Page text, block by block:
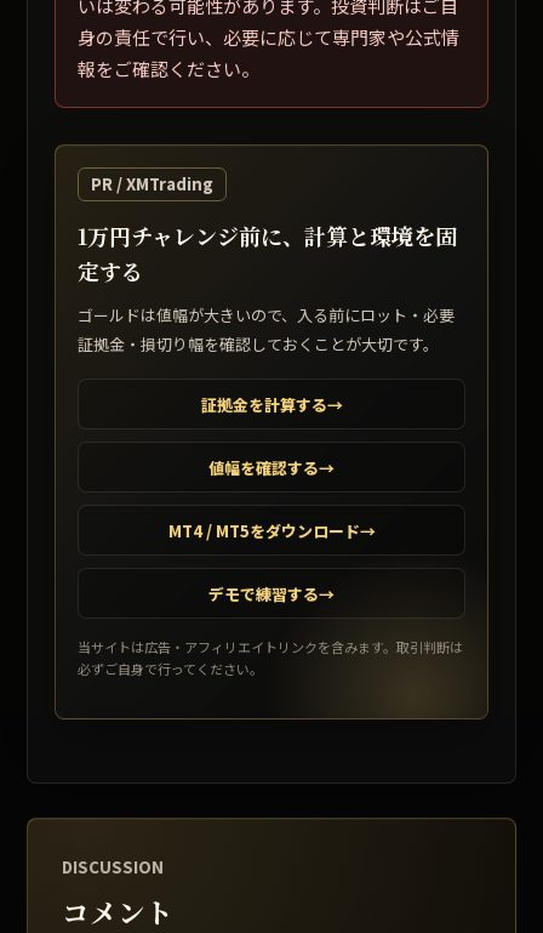
いは変わる可能性があります。投資判断はご自
身の責任で行い、必要に応じて専門家や公式情
報をご確認ください。
PR / XMTrading
1万円チャレンジ前に、計算と環境を固
定する
ゴールドは値幅が大きいので、入る前にロット・必要
証拠金・損切り幅を確認しておくことが大切です。
証拠金を計算する→
値幅を確認する→
MT4 / MT5をダウンロード→
デモで練習する→
当サイトは広告・アフィリエイトリンクを含みます。取引判断は
必ずご自身で行ってください。
DISCUSSION
コメント